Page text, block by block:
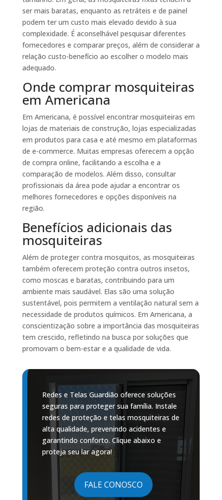
ser mais baratas, enquanto as retráteis e de painel
podem ter um custo mais elevado devido à sua
complexidade. É aconselhável pesquisar diferentes
fornecedores e comparar preços, além de considerar a
relação custo-benefício ao escolher o modelo mais
adequado.
Onde comprar mosquiteiras
em Americana
Em Americana, é possível encontrar mosquiteiras em
lojas de materiais de construção, lojas especializadas
em produtos para casa e até mesmo em plataformas
de e-commerce. Muitas empresas oferecem a opção
de compra online, facilitando a escolha e a
comparação de modelos. Além disso, consultar
profissionais da área pode ajudar a encontrar os
melhores fornecedores e opções disponíveis na
região.
Benefícios adicionais das
mosquiteiras
Além de proteger contra mosquitos, as mosquiteiras
também oferecem proteção contra outros insetos,
como moscas e baratas, contribuindo para um
ambiente mais saudável. Elas são uma solução
sustentável, pois permitem a ventilação natural sem a
necessidade de produtos químicos. Em Americana, a
conscientização sobre a importância das mosquiteiras
tem crescido, refletindo na busca por soluções que
promovam o bem-estar e a qualidade de vida.
Redes e Telas Guardião oferece soluções
seguras para proteger sua família. Instale
redes de proteção e telas mosquiteiras de
alta qualidade, prevenindo acidentes e
garantindo conforto. Clique abaixo e
proteja seu lar agora!
FALE CONOSCO